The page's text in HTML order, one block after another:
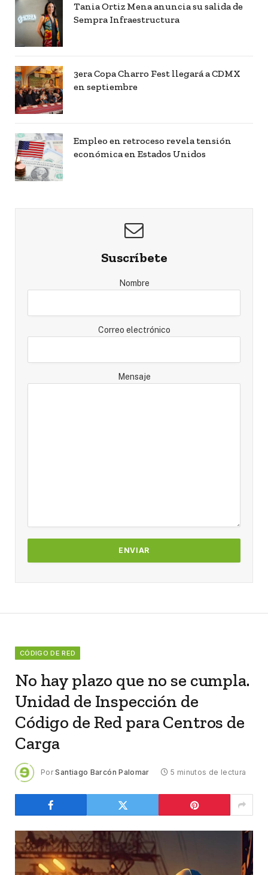
Tania Ortiz Mena anuncia su salida de
Sempra Infraestructura
3era Copa Charro Fest llegará a CDMX
en septiembre
Empleo en retroceso revela tensión
económica en Estados Unidos
Suscríbete
Nombre
Correo electrónico
Mensaje
CÓDIGO DE RED
No hay plazo que no se cumpla.
Unidad de Inspección de
Código de Red para Centros de
Carga
Por Santiago Barcón Palomar 5 minutos de lectura